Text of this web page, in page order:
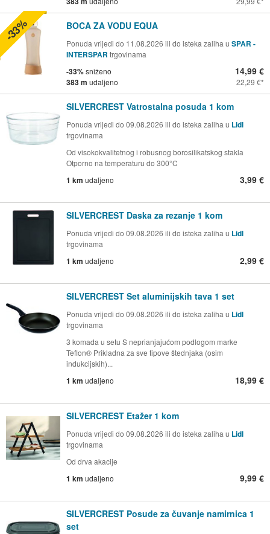
BOCA ZA VODU EQUA
Ponuda vrijedi do 11.08.2026 ili do isteka zaliha u SPAR -
INTERSPAR trgovinama
-33%sniženo
383 m udaljeno
14,99 €
22,29 €
-33%
SILVERCREST Vatrostalna posuda 1 kom
Ponuda vrijedi do 09.08.2026 ili do isteka zaliha u Lidl
trgovinama
Od visokokvalitetnog i robusnog borosilikatskog stakla
Otporno na temperaturu do 300°C
1 km udaljeno 3,99 €
SILVERCREST Daska za rezanje 1 kom
Ponuda vrijedi do 09.08.2026 ili do isteka zaliha u Lidl
trgovinama
1 km udaljeno 2,99 €
SILVERCREST Set aluminijskih tava 1 set
Ponuda vrijedi do 09.08.2026 ili do isteka zaliha u Lidl
trgovinama
3 komada u setu S neprianjajućom podlogom marke
Teflon® Prikladna za sve tipove štednjaka (osim
indukcijskih)...
1 km udaljeno 18,99 €
SILVERCREST Etažer 1 kom
Ponuda vrijedi do 09.08.2026 ili do isteka zaliha u Lidl
trgovinama
Od drva akacije
1 km udaljeno 9,99 €
SILVERCREST Posude za čuvanje namirnica 1
set